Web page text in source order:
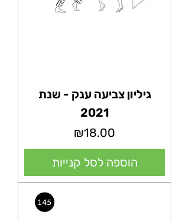
גיליון צביעה ענק - שנת
2021
מחיר
₪18.00
הוספה לסל קנייות